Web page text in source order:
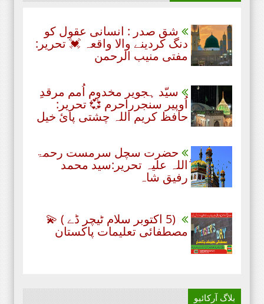
شق صدر : انسانی عقول کو
دنگ کردینے والا واقعہ 💓 تحریر:
مفتی منیب الرحمن
سیّد ہجویر مخدوم اُمم مرقدِ
اُوپیر سنجرراحرم 💞 تحریر:
حافظ کریم اللہ چشتی پائ خیل
حضرت سچل سرمست رحمۃ
ُاللہ علیہ تحریر:سید محمد
رفیق شاہ
(5 اکتوبر سلام ٹیچر ڈے ) 💫
مصطفائی تعلیمات پاکستان
بلاگ آرکائیو